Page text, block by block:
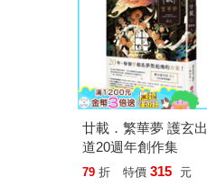
廿載．繁華夢 護玄出
道20週年創作集
79 折 特價 315 元